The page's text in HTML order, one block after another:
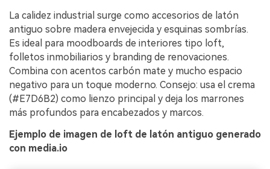
La calidez industrial surge como accesorios de latón
antiguo sobre madera envejecida y esquinas sombrías.
Es ideal para moodboards de interiores tipo loft,
folletos inmobiliarios y branding de renovaciones.
Combina con acentos carbón mate y mucho espacio
negativo para un toque moderno. Consejo: usa el crema
(#E7D6B2) como lienzo principal y deja los marrones
más profundos para encabezados y marcos.
Ejemplo de imagen de loft de latón antiguo generado
con media.io